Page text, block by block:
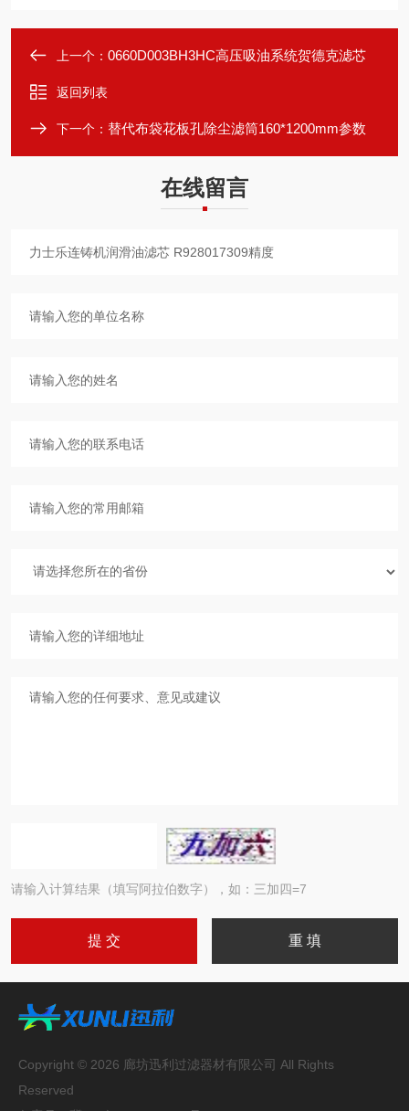
上一个： 0660D003BH3HC高压吸油系统贺德克滤芯
返回列表
下一个： 替代布袋花板孔除尘滤筒160*1200mm参数
在线留言
请输入计算结果（填写阿拉伯数字），如：三加四=7
Copyright © 2026 廊坊迅利过滤器材有限公司 All Rights
Reserved